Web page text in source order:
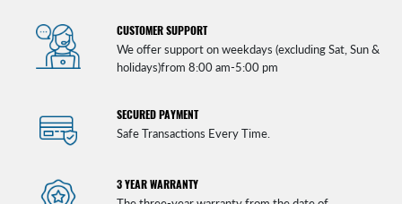
CUSTOMER SUPPORT
We offer support on weekdays (excluding Sat, Sun &
holidays)from 8:00 am-5:00 pm
SECURED PAYMENT
Safe Transactions Every Time.
3 YEAR WARRANTY